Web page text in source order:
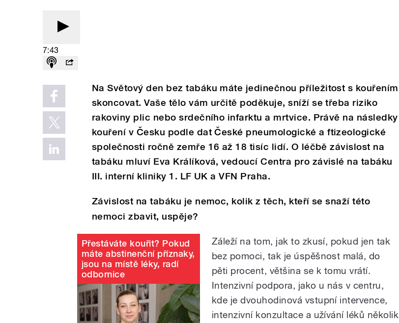
7:43
Na Světový den bez tabáku máte jedinečnou příležitost s kouřením
skoncovat. Vaše tělo vám určitě poděkuje, sníží se třeba riziko
rakoviny plic nebo srdečního infarktu a mrtvice. Právě na následky
kouření v Česku podle dat České pneumologické a ftizeologické
společnosti ročně zemře 16 až 18 tisíc lidí. O léčbě závislost na
tabáku mluví Eva Králíková, vedoucí Centra pro závislé na tabáku
III. interní kliniky 1. LF UK a VFN Praha.
Závislost na tabáku je nemoc, kolik z těch, kteří se snaží této
nemoci zbavit, uspěje?
Přestáváte kouřit? Pokud
máte abstinenční příznaky,
jsou na místě léky, radí
odbornice
Záleží na tom, jak to zkusí, pokud jen tak
bez pomoci, tak je úspěšnost malá, do
pěti procent, většina se k tomu vrátí.
Intenzivní podpora, jako u nás v centru,
kde je dvouhodinová vstupní intervence,
intenzivní konzultace a užívání léků několik